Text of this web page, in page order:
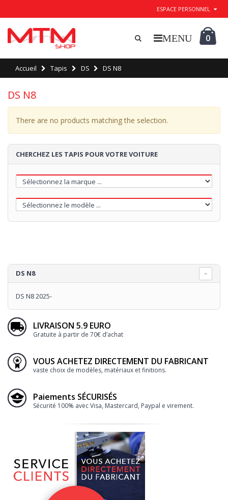
ESPACE PERSONNEL
0
Accueil Tapis DS DS N8
DS N8
There are no products matching the selection.
CHERCHEZ LES TAPIS POUR VOTRE VOITURE
DS N8
DS N8 2025-
LIVRAISON 5.9 EURO
Gratuite à partir de 70€ d’achat
VOUS ACHETEZ DIRECTEMENT DU FABRICANT
vaste choix de modèles, matériaux et finitions.
Paiements SÉCURISÉS
Sécurité 100% avec Visa, Mastercard, Paypal e virement.